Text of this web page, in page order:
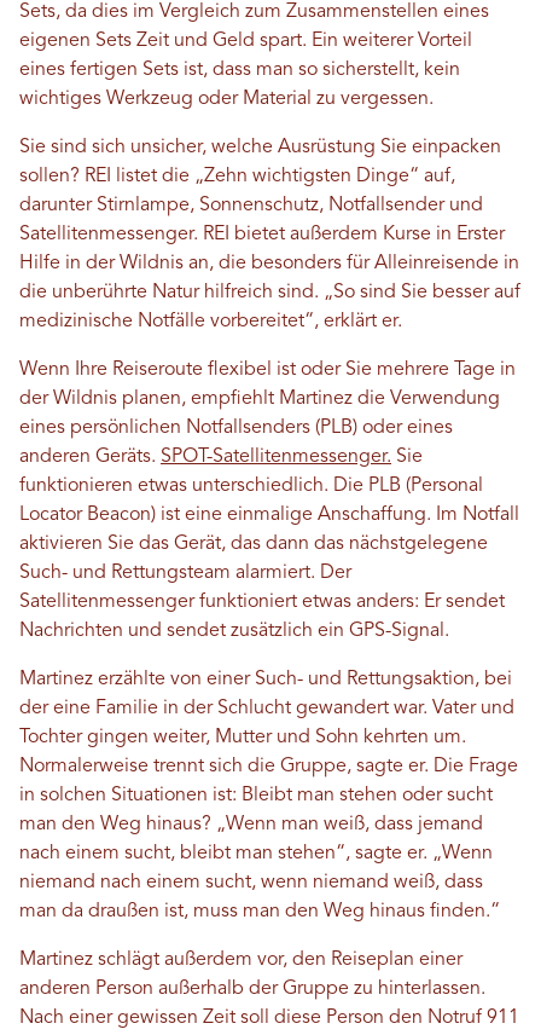
Sets, da dies im Vergleich zum Zusammenstellen eines
eigenen Sets Zeit und Geld spart. Ein weiterer Vorteil
eines fertigen Sets ist, dass man so sicherstellt, kein
wichtiges Werkzeug oder Material zu vergessen.
Sie sind sich unsicher, welche Ausrüstung Sie einpacken
sollen? REI listet die „Zehn wichtigsten Dinge“ auf,
darunter Stirnlampe, Sonnenschutz, Notfallsender und
Satellitenmessenger. REI bietet außerdem Kurse in Erster
Hilfe in der Wildnis an, die besonders für Alleinreisende in
die unberührte Natur hilfreich sind. „So sind Sie besser auf
medizinische Notfälle vorbereitet“, erklärt er.
Wenn Ihre Reiseroute flexibel ist oder Sie mehrere Tage in
der Wildnis planen, empfiehlt Martinez die Verwendung
eines persönlichen Notfallsenders (PLB) oder eines
anderen Geräts. SPOT-Satellitenmessenger. Sie
funktionieren etwas unterschiedlich. Die PLB (Personal
Locator Beacon) ist eine einmalige Anschaffung. Im Notfall
aktivieren Sie das Gerät, das dann das nächstgelegene
Such- und Rettungsteam alarmiert. Der
Satellitenmessenger funktioniert etwas anders: Er sendet
Nachrichten und sendet zusätzlich ein GPS-Signal.
Martinez erzählte von einer Such- und Rettungsaktion, bei
der eine Familie in der Schlucht gewandert war. Vater und
Tochter gingen weiter, Mutter und Sohn kehrten um.
Normalerweise trennt sich die Gruppe, sagte er. Die Frage
in solchen Situationen ist: Bleibt man stehen oder sucht
man den Weg hinaus? „Wenn man weiß, dass jemand
nach einem sucht, bleibt man stehen“, sagte er. „Wenn
niemand nach einem sucht, wenn niemand weiß, dass
man da draußen ist, muss man den Weg hinaus finden.“
Martinez schlägt außerdem vor, den Reiseplan einer
anderen Person außerhalb der Gruppe zu hinterlassen.
Nach einer gewissen Zeit soll diese Person den Notruf 911